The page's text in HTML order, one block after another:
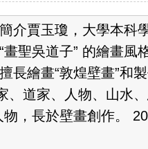
介賈玉瓊，大學本科
畫聖吳道子” 的繪畫風
長繪畫“敦煌壁畫”和
、道家、人物、山水
物，長於壁畫創作。